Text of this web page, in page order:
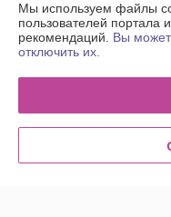
Политика обработки
Мы используем файлы
пользователей портала
рекомендаций. Вы
отключить их.